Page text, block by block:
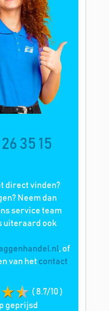
35 15
direct vinden?
Neem dan
service team
uiteraard ook
, of
van het contact
( 8.7/10 )
geprijsd